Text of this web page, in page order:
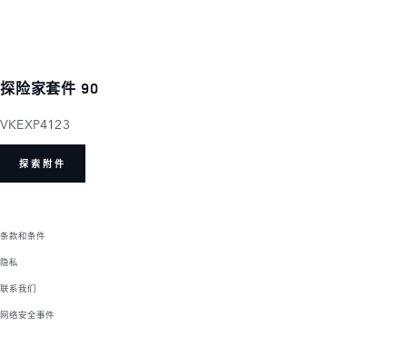
探险家套件 90
VKEXP4123
探索附件
条款和条件
隐私
联系我们
网络安全事件